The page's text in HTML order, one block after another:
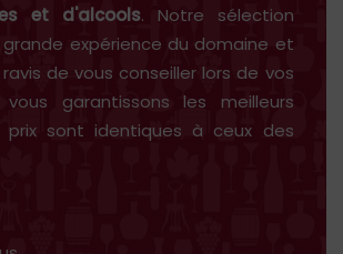
et d'alcools. Notre sélection
expérience du domaine et
de vous conseiller lors de vos
garantissons les meilleurs
sont identiques à ceux des